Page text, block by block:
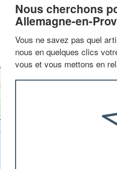
Nous cherchons
Allemagne-en-
Vous ne savez pas quel
nous en quelques clics
vous et vous mettons en